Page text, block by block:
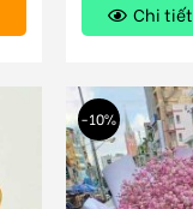
Chi tiết
-10%